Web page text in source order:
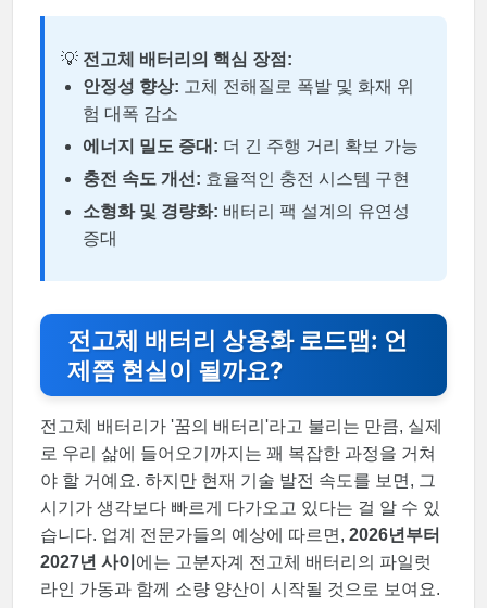
💡 전고체 배터리의 핵심 장점:
안정성 향상: 고체 전해질로 폭발 및 화재 위
험 대폭 감소
에너지 밀도 증대: 더 긴 주행 거리 확보 가능
충전 속도 개선: 효율적인 충전 시스템 구현
소형화 및 경량화: 배터리 팩 설계의 유연성
증대
전고체 배터리 상용화 로드맵: 언
제쯤 현실이 될까요?
전고체 배터리가 '꿈의 배터리'라고 불리는 만큼, 실제
로 우리 삶에 들어오기까지는 꽤 복잡한 과정을 거쳐
야 할 거예요. 하지만 현재 기술 발전 속도를 보면, 그
시기가 생각보다 빠르게 다가오고 있다는 걸 알 수 있
습니다. 업계 전문가들의 예상에 따르면, 2026년부터
2027년 사이 에는 고분자계 전고체 배터리의 파일럿
라인 가동과 함께 소량 양산이 시작될 것으로 보여요.